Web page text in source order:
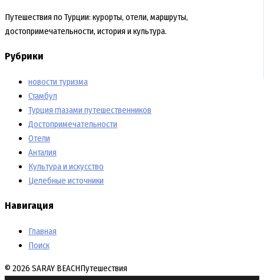
Путешествия по Турции: курорты, отели, маршруты,
достопримечательности, история и культура.
Рубрики
новости туризма
Стамбул
Турция глазами путешественников
Достопримечательности
Отели
Анталия
Культура и искусство
Целебные источники
Навигация
Главная
Поиск
© 2026 SARAY BEACHПутешествия